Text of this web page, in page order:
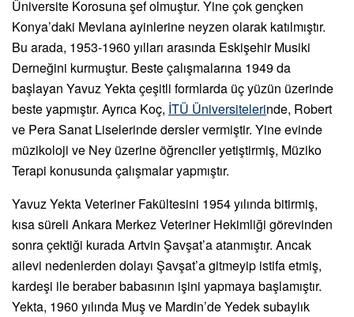
Üniversite Korosuna şef olmuştur. Yine çok gençken
Konya’daki Mevlana ayinlerine neyzen olarak katılmıştır.
Bu arada, 1953-1960 yılları arasında Eskişehir Musiki
Derneğini kurmuştur. Beste çalışmalarına 1949 da
başlayan Yavuz Yekta çeşitli formlarda üç yüzün üzerinde
beste yapmıştır. Ayrıca Koç, İTÜ Üniversitelerinde, Robert
ve Pera Sanat Liselerinde dersler vermiştir. Yine evinde
müzikoloji ve Ney üzerine öğrenciler yetiştirmiş, Müziko
Terapi konusunda çalışmalar yapmıştır.
Yavuz Yekta Veteriner Fakültesini 1954 yılında bitirmiş,
kısa süreli Ankara Merkez Veteriner Hekimliği görevinden
sonra çektiği kurada Artvin Şavşat’a atanmıştır. Ancak
ailevi nedenlerden dolayı Şavşat’a gitmeyip istifa etmiş,
kardeşi ile beraber babasının işini yapmaya başlamıştır.
Yekta, 1960 yılında Muş ve Mardin’de Yedek subaylık